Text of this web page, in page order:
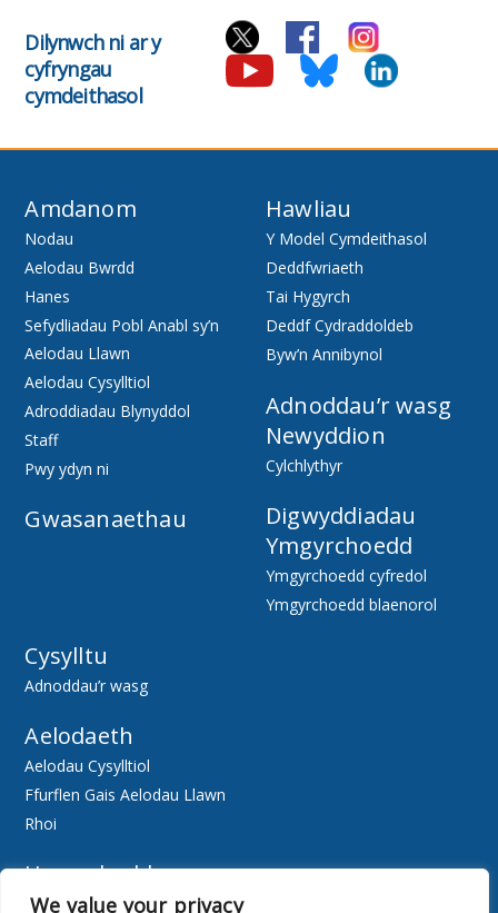
We value your privacy
Dilynwch ni ar y
cyfryngau
cymdeithasol
Amdanom
Nodau
Aelodau Bwrdd
Hanes
Sefydliadau Pobl Anabl sy’n
Aelodau Llawn
Aelodau Cysylltiol
Adroddiadau Blynyddol
Staff
Pwy ydyn ni
Gwasanaethau
Hawliau
Y Model Cymdeithasol
Deddfwriaeth
Tai Hygyrch
Deddf Cydraddoldeb
Byw’n Annibynol
Adnoddau’r wasg
Newyddion
Cylchlythyr
Digwyddiadau
Ymgyrchoedd
Ymgyrchoedd cyfredol
Ymgyrchoedd blaenorol
Cysylltu
Adnoddau’r wasg
Aelodaeth
Aelodau Cysylltiol
Ffurflen Gais Aelodau Llawn
Rhoi
Hygyrchedd
Ewch Ar-lein